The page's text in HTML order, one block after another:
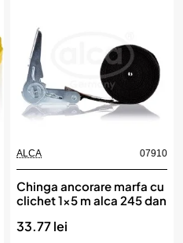
ALCA 07910
Chinga ancorare marfa cu
clichet 1x5 m alca 245 dan
33.77 lei